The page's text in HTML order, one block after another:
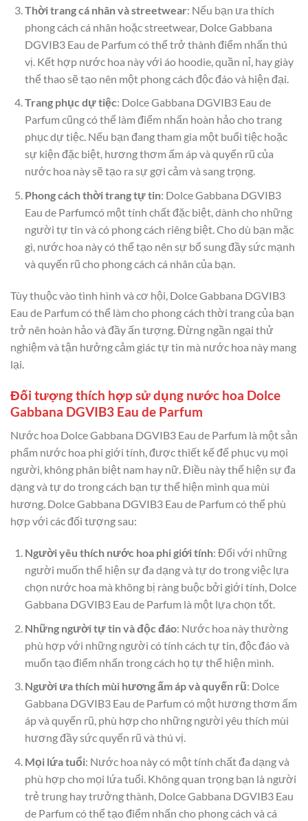
Thời trang cá nhân và streetwear: Nếu bạn ưa thích
phong cách cá nhân hoặc streetwear, Dolce Gabbana
DGVIB3 Eau de Parfum có thể trở thành điểm nhấn thú
vị. Kết hợp nước hoa này với áo hoodie, quần nỉ, hay giày
thể thao sẽ tạo nên một phong cách độc đáo và hiện đại.
Trang phục dự tiệc: Dolce Gabbana DGVIB3 Eau de
Parfum cũng có thể làm điểm nhấn hoàn hảo cho trang
phục dự tiệc. Nếu bạn đang tham gia một buổi tiệc hoặc
sự kiện đặc biệt, hương thơm ấm áp và quyến rũ của
nước hoa này sẽ tạo ra sự gợi cảm và sang trọng.
Phong cách thời trang tự tin: Dolce Gabbana DGVIB3
Eau de Parfumcó một tính chất đặc biệt, dành cho những
người tự tin và có phong cách riêng biệt. Cho dù bạn mặc
gì, nước hoa này có thể tạo nên sự bổ sung đầy sức mạnh
và quyến rũ cho phong cách cá nhân của bạn.
Tùy thuộc vào tình hình và cơ hội, Dolce Gabbana DGVIB3
Eau de Parfum có thể làm cho phong cách thời trang của bạn
trở nên hoàn hảo và đầy ấn tượng. Đừng ngần ngại thử
nghiệm và tận hưởng cảm giác tự tin mà nước hoa này mang
lại.
Đối tượng thích hợp sử dụng nước hoa Dolce
Gabbana DGVIB3 Eau de Parfum
Nước hoa Dolce Gabbana DGVIB3 Eau de Parfum là một sản
phẩm nước hoa phi giới tính, được thiết kế để phục vụ mọi
người, không phân biệt nam hay nữ. Điều này thể hiện sự đa
dạng và tự do trong cách bạn tự thể hiện mình qua mùi
hương. Dolce Gabbana DGVIB3 Eau de Parfum có thể phù
hợp với các đối tượng sau:
Người yêu thích nước hoa phi giới tính: Đối với những
người muốn thể hiện sự đa dạng và tự do trong việc lựa
chọn nước hoa mà không bị ràng buộc bởi giới tính, Dolce
Gabbana DGVIB3 Eau de Parfum là một lựa chọn tốt.
Những người tự tin và độc đáo: Nước hoa này thường
phù hợp với những người có tính cách tự tin, độc đáo và
muốn tạo điểm nhấn trong cách họ tự thể hiện mình.
Người ưa thích mùi hương ấm áp và quyến rũ: Dolce
Gabbana DGVIB3 Eau de Parfum có một hương thơm ấm
áp và quyến rũ, phù hợp cho những người yêu thích mùi
hương đầy sức quyến rũ và thú vị.
Mọi lứa tuổi: Nước hoa này có một tính chất đa dạng và
phù hợp cho mọi lứa tuổi. Không quan trọng bạn là người
trẻ trung hay trưởng thành, Dolce Gabbana DGVIB3 Eau
de Parfum có thể tạo điểm nhấn cho phong cách và cá